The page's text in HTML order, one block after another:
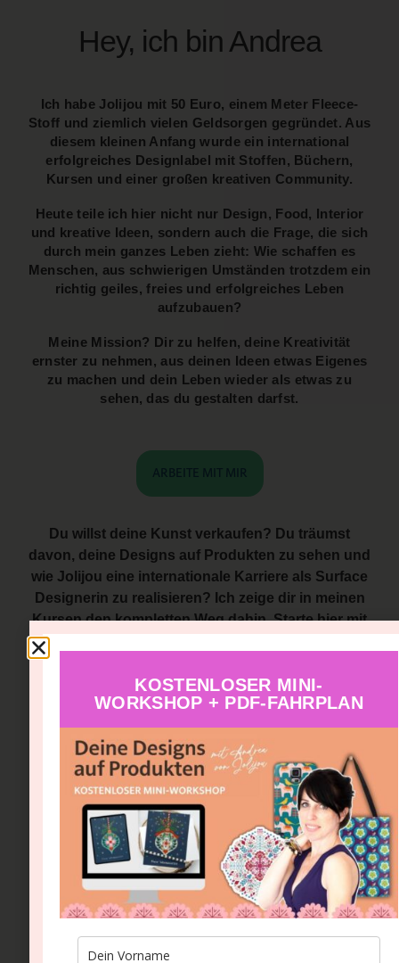
Hey, ich bin Andrea
Ich habe Jolijou mit 50 Euro, einem Meter Fleece-
Stoff und ziemlich vielen Geldsorgen gegründet. Aus
diesem kleinen Anfang wurde ein international
erfolgreiches Designlabel mit Stoffen, Büchern,
Kursen und einer großen kreativen Community.
Heute teile ich hier nicht nur Design, Food, Interior
und kreative Ideen, sondern auch die Frage, die sich
durch mein ganzes Leben zieht: Wie schaffen es
Menschen, aus schwierigen Umständen trotzdem ein
richtig geiles, freies und erfolgreiches Leben
aufzubauen?
Meine Mission? Dir zu helfen, deine Kreativität
ernster zu nehmen, aus deinen Ideen etwas Eigenes
zu machen und dein Leben wieder als etwas zu
sehen, das du gestalten darfst.
ARBEITE MIT MIR
Du willst deine Kunst verkaufen? Du träumst
davon, deine Designs auf Produkten zu sehen und
wie Jolijou eine internationale Karriere als Surface
Designerin zu realisieren? Ich zeige dir in meinen
Kursen den kompletten Weg dahin. Starte hier mit
0€ MASTERCLASS HIER ANSEHEN
KOSTENLOSER MINI-
WORKSHOP + PDF-FAHRPLAN